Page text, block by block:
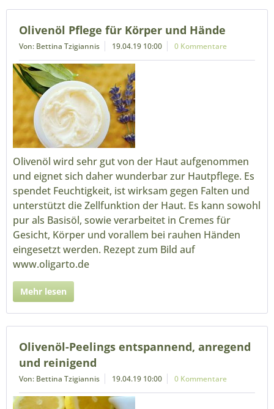
Olivenöl Pflege für Körper und Hände
Von: Bettina Tzigiannis 19.04.19 10:00 0 Kommentare
Olivenöl wird sehr gut von der Haut aufgenommen
und eignet sich daher wunderbar zur Hautpflege. Es
spendet Feuchtigkeit, ist wirksam gegen Falten und
unterstützt die Zellfunktion der Haut. Es kann sowohl
pur als Basisöl, sowie verarbeitet in Cremes für
Gesicht, Körper und vorallem bei rauhen Händen
eingesetzt werden. Rezept zum Bild auf
www.oligarto.de
Mehr lesen
Olivenöl-Peelings entspannend, anregend
und reinigend
Von: Bettina Tzigiannis 19.04.19 10:00 0 Kommentare